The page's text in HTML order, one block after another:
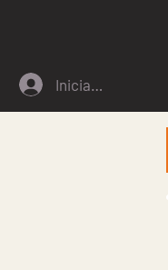
Iniciar sesión